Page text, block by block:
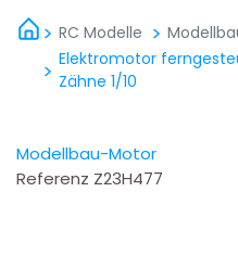
RC Modelle
Elektromotor
Zähne 1/10
Modellbau-Motor
Referenz Z23H477